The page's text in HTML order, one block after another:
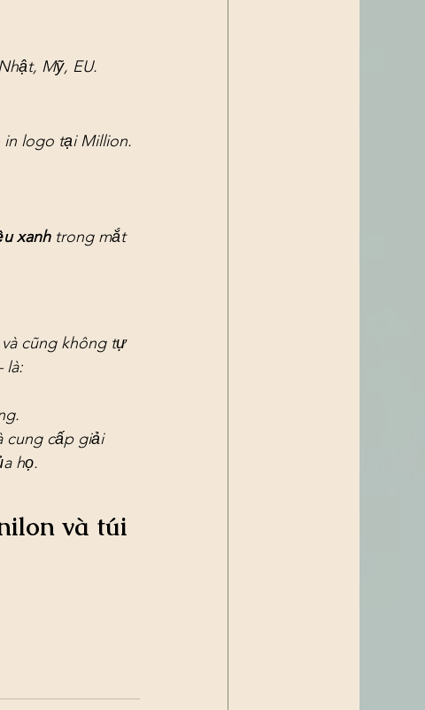
Mỹ, EU.
in logo tại Million.
xanh trong mắt
cũng không tự
là:
cung cấp giải
họ.
và túi